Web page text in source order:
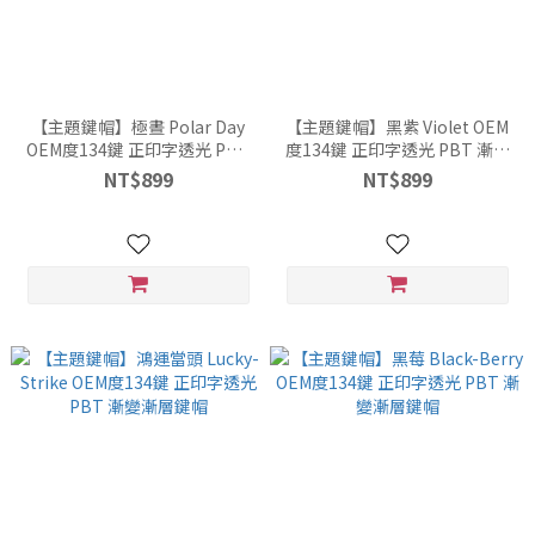
【主題鍵帽】極晝 Polar Day
OEM度134鍵 正印字透光 PBT
漸變漸層鍵帽
NT$899
【主題鍵帽】黑紫 Violet OEM
度134鍵 正印字透光 PBT 漸變
漸層鍵帽
NT$899